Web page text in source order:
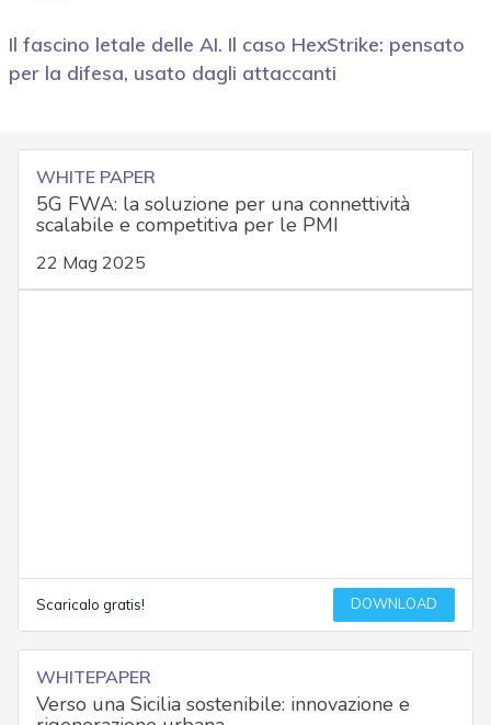
Il fascino letale delle AI. Il caso HexStrike: pensato
per la difesa, usato dagli attaccanti
WHITE PAPER
5G FWA: la soluzione per una connettività
scalabile e competitiva per le PMI
22 Mag 2025
Scaricalo gratis! DOWNLOAD
WHITEPAPER
Verso una Sicilia sostenibile: innovazione e